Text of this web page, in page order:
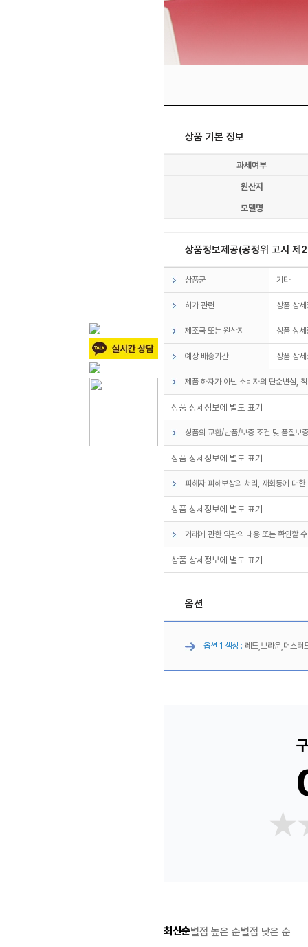
상품 기본 정보
과세여부
원산지
모델명
상품정보제공(공정위 고시
상품군 기타
허가 관련 상품 상
제조국 또는 원산지 상품 상
예상 배송기간 상품 상
제품 하자가 아닌 소비자의 단순변심,
상품 상세정보에 별도 표기
상품의 교환/반품/보증 조건 및 품질보
상품 상세정보에 별도 표기
피해자 피해보상의 처리, 재화등에 대
상품 상세정보에 별도 표기
거래에 관한 약관의 내용 또는 확인할
상품 상세정보에 별도 표기
옵션
옵션 1 색상 : 레드,브라운,머스터
최신순별점 높은 순별점 낮은 순